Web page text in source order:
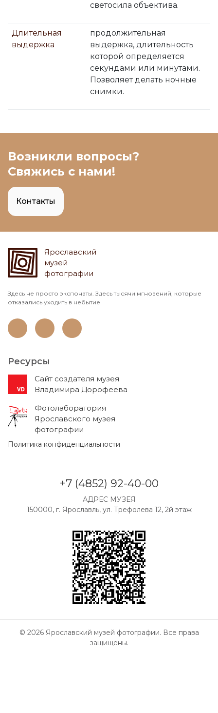
светосила объектива.
Длительная
выдержка
продолжительная
выдержка, длительность
которой определяется
секундами или минутами.
Позволяет делать ночные
снимки.
Возникли вопросы?
Свяжись с нами!
Контакты
Ярославский
музей
фотографии
Здесь не просто экспонаты. Здесь тысячи мгновений, которые
отказались уходить в небытие
Ресурсы
Cайт создателя музея
Владимира Дорофеева
Фотолаборатория
Ярославского музея
фотографии
Политика конфиденциальности
+7 (4852) 92-40-00
АДРЕС МУЗЕЯ
150000, г. Ярославль, ул. Трефолева 12, 2й этаж
© 2026 Ярославский музей фотографии. Все права
защищены.